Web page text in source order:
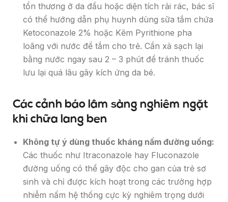
tổn thương ở da đầu hoặc diện tích rải rác, bác sĩ
có thể hướng dẫn phụ huynh dùng sữa tắm chứa
Ketoconazole 2% hoặc Kẽm Pyrithione pha
loãng với nước để tắm cho trẻ. Cần xả sạch lại
bằng nước ngay sau 2 – 3 phút để tránh thuốc
lưu lại quá lâu gây kích ứng da bé.
Các cảnh báo lâm sàng nghiêm ngặt
khi chữa lang ben
Không tự ý dùng thuốc kháng nấm đường uống:
Các thuốc như Itraconazole hay Fluconazole
đường uống có thể gây độc cho gan của trẻ sơ
sinh và chỉ được kích hoạt trong các trường hợp
nhiễm nấm hệ thống cực kỳ nghiêm trọng dưới